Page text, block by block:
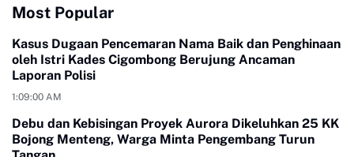
Most Popular
Kasus Dugaan Pencemaran Nama Baik dan Penghinaan
oleh Istri Kades Cigombong Berujung Ancaman
Laporan Polisi
1:09:00 AM
Debu dan Kebisingan Proyek Aurora Dikeluhkan 25 KK
Bojong Menteng, Warga Minta Pengembang Turun